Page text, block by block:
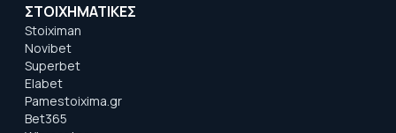
ΣΤΟΙΧΗΜΑΤΙΚΕΣ
Stoiximan
Novibet
Superbet
Elabet
Pamestoixima.gr
Bet365